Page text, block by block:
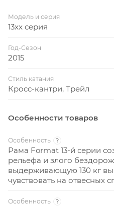
Модель и серия
13xx серия
Год-Сезон
2015
Стиль катания
Кросс-кантри, Трейл
Особенности товаров
Особенность ?
Рама Format 13-й серии
рельефа и злого
выдерживающую 130 кг вы
чувствовать на отвесных
Особенность ?